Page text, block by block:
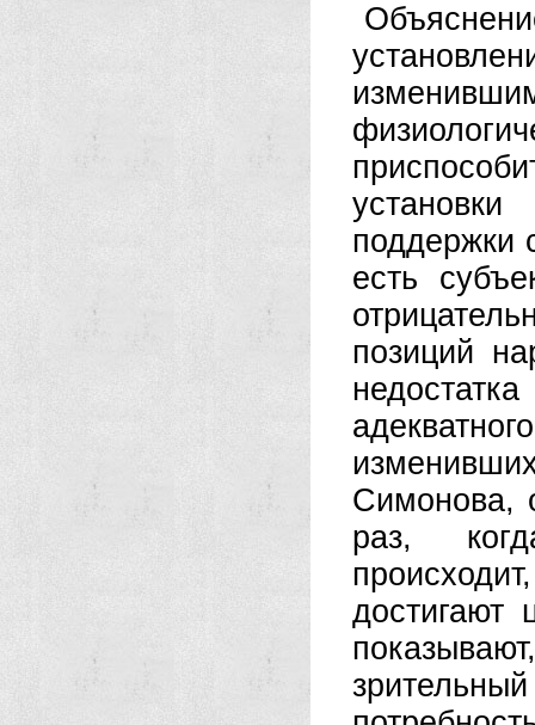
поддержки
есть
позиций
Симонова,
раз,